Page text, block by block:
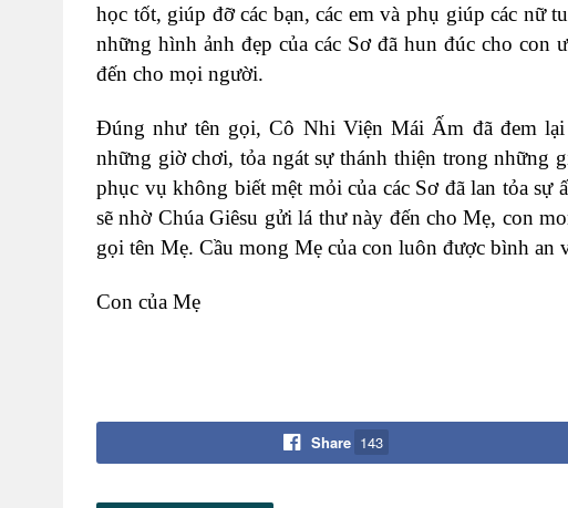
học tốt, giúp đỡ các bạn, các em và phụ giúp các nữ
những hình ảnh đẹp của các Sơ đã hun đúc cho
đến cho mọi người.
Đúng như tên gọi, Cô Nhi Viện Mái Ấm đã đem lại
những giờ chơi, tỏa ngát sự thánh thiện trong những
phục vụ không biết mệt mỏi của các Sơ đã lan tỏa
sẽ nhờ Chúa Giêsu gửi lá thư này đến cho Mẹ, con
gọi tên Mẹ. Cầu mong Mẹ của con luôn được bình an
Con của Mẹ
Share 143